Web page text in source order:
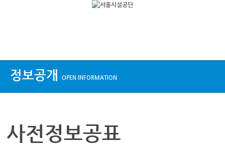
정보공개 OPEN INFORMATION
사전정보공표